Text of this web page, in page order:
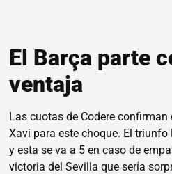
El Barça parte
ventaja
Las cuotas de Codere
Xavi para este choque. El
y esta se va a 5 en caso de
victoria del Sevilla que sería